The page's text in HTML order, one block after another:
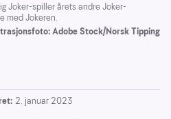
Joker-spiller årets andre Joker-
med Jokeren.
Adobe Stock/Norsk Tipping
2. januar 2023